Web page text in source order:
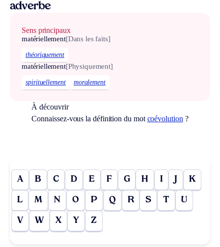
adverbe
Sens principaux
matériellement[Dans les faits]
théoriquement
matériellement[Physiquement]
spirituellement moralement
À découvrir
Connaissez-vous la définition du mot coévolution ?
A B C D E F G H I J K
L M N O P Q R S T U
V W X Y Z